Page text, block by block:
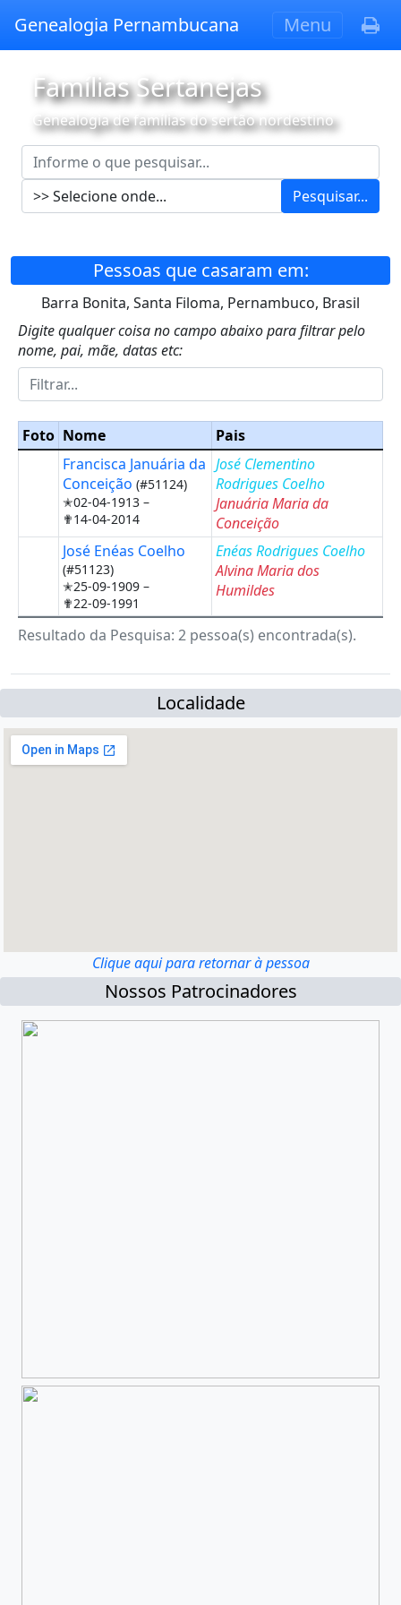
Genealogia Pernambucana Menu
Famílias Sertanejas
Genealogia de famílias do sertão nordestino
Pesquisar...
Pessoas que casaram em:
Barra Bonita, Santa Filoma, Pernambuco, Brasil
Digite qualquer coisa no campo abaixo para filtrar pelo
nome, pai, mãe, datas etc:
Foto Nome
Pais
Francisca Januária da
Conceição (#51124)
✭02-04-1913 –
✟14-04-2014
José Clementino
Rodrigues Coelho
Januária Maria da
Conceição
José Enéas Coelho
(#51123)
✭25-09-1909 –
✟22-09-1991
Enéas Rodrigues Coelho
Alvina Maria dos
Humildes
Resultado da Pesquisa: 2 pessoa(s) encontrada(s).
Localidade
Clique aqui para retornar à pessoa
Nossos Patrocinadores